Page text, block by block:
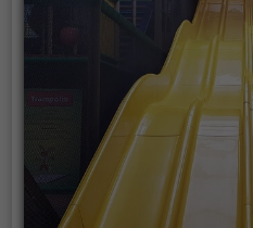
Kindergeburtstag zu
abwechslungsreichen
Geburtstagskind, noch
langweilig.